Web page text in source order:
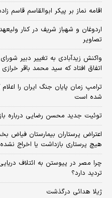
اقامه نماز بر پیکر ابوالقاسم
اردوغان و شهباز شریف در کنار
تصاویر
واکنش زیدآبادی به تغییر دبیر
اتفاق افتاد که سید محمد باقر
ترامپ زمان پایان جنگ ایران را
شده است
توئیت جدید محسن رضایی درباره
اعتراض پرستاران بیمارستان فیاض
هیچ پرستاری بازداشت یا اخراج
چرا مصر در پیوستن به ائتلاف
تردید دارد؟
ژیلا هدائی درگذشت